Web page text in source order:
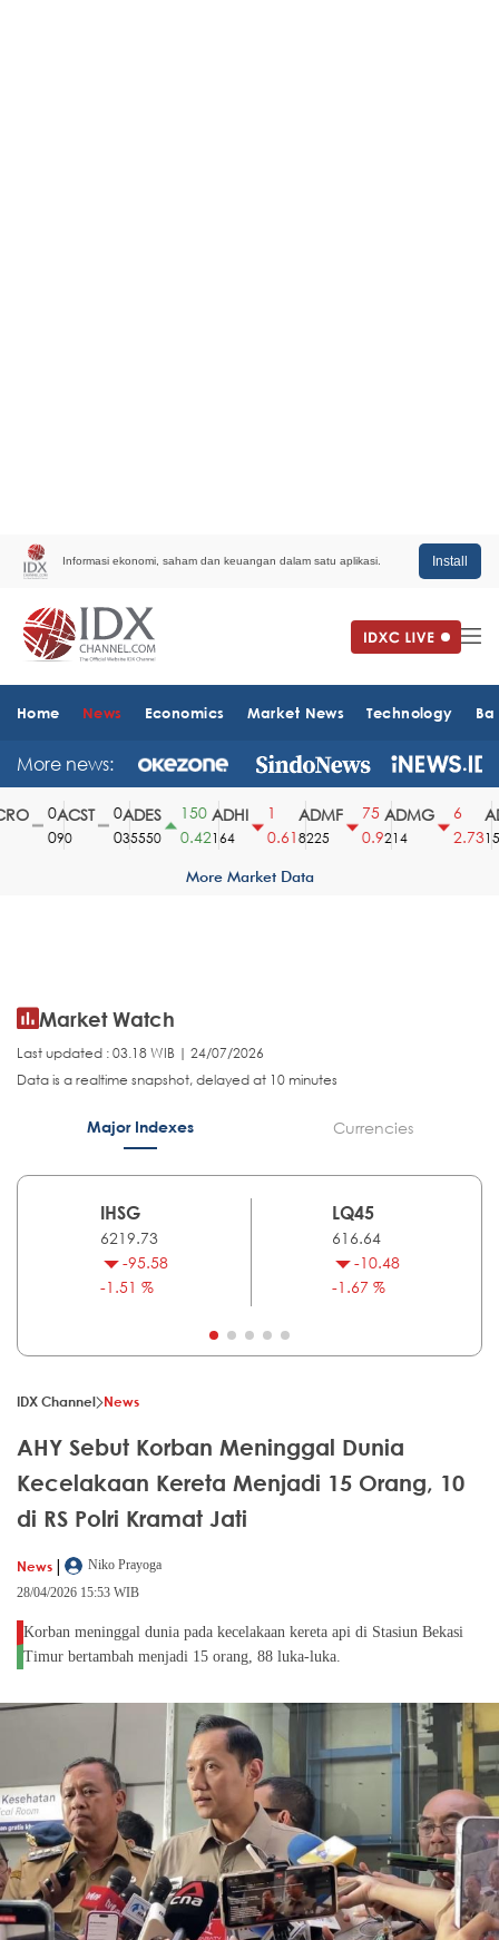
Informasi ekonomi, saham dan keuangan dalam satu aplikasi. Install
Home News Economics Market News Technology
More news:
ACST
90
ADES
35550
150
0.42
ADHI
164
0.61
ADMF
8225
75
0.9
ADMG
214
2.73
More Market Data
Market Watch
Last updated : 03.18 WIB | 24/07/2026
Data is a realtime snapshot, delayed at 10 minutes
Major Indexes Currencies
IHSG
6219.73
-95.58
-1.51 %
LQ45
616.64
-10.48
-1.67 %
IDX Channel News
AHY Sebut Korban Meninggal Dunia
Kecelakaan Kereta Menjadi 15 Orang, 10
di RS Polri Kramat Jati
News |
Niko Prayoga
28/04/2026 15:53 WIB
Korban meninggal dunia pada kecelakaan kereta api di Stasiun Bekasi
Timur bertambah menjadi 15 orang, 88 luka-luka.